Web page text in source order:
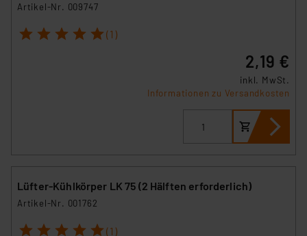
Artikel-Nr. 009747
1 2 3 4 5 (1)
2,19 €
inkl. MwSt.
Informationen zu Versandkosten
Lüfter-Kühlkörper LK 75 (2 Hälften erforderlich)
Artikel-Nr. 001762
1 2 3 4 5 (1)